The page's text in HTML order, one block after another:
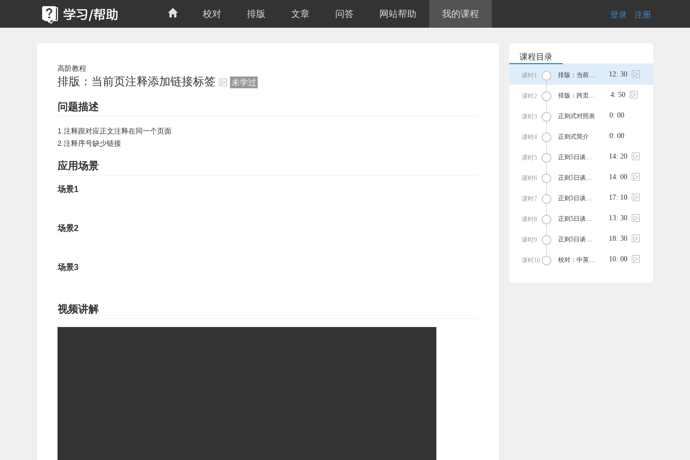
注册
登录
校对 排版 文章 问答 网站帮助 我的课程
高阶教程
排版：当前页注释添加链接标签 未学过
问题描述
1.注释跟对应正文注释在同一个页面
2.注释序号缺少链接
应用场景
场景1
场景2
场景3
视频讲解
课程目录
课时1 排版：当前页注释添加链接标签 12: 30
课时2 排版：跨页注释添加链接标签 4: 50
课时3 正则式对照表 0: 00
课时4 正则式简介 0: 00
课时5 正则5日谈——day1 14: 20
课时6 正则5日谈——day2 14: 00
课时7 正则5日谈——day3 17: 10
课时8 正则5日谈——day4 13: 30
课时9 正则5日谈——day5 18: 30
课时10 校对：中英混杂的书籍如何校对 10: 00